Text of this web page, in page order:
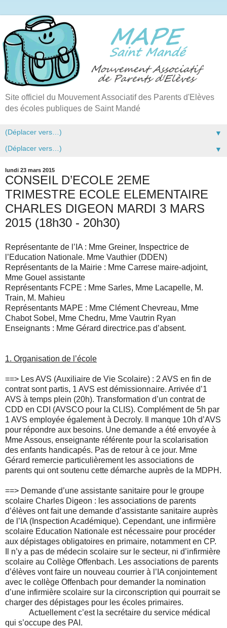
Site officiel du Mouvement Associatif des Parents d'Elèves
des écoles publiques de Saint Mandé
▼
▼
lundi 23 mars 2015
CONSEIL D’ECOLE 2EME
TRIMESTRE ECOLE ELEMENTAIRE
CHARLES DIGEON MARDI 3 MARS
2015 (18h30 - 20h30)
Représentante de l’IA : Mme Greiner, Inspectrice de
l’Education Nationale. Mme Vauthier (DDEN)
Représentants de la Mairie : Mme Carrese maire-adjoint,
Mme Gouel assistante
Représentants FCPE : Mme Sarles, Mme Lacapelle, M.
Train, M. Mahieu
Représentants MAPE : Mme Clément Chevreau, Mme
Chabot Sobel, Mme Chedru, Mme Vautrin Ryan
Enseignants : Mme Gérard directrice.pas d’absent.
1. Organisation de l’école
==> Les AVS (Auxiliaire de Vie Scolaire) : 2 AVS en fin de
contrat sont partis, 1 AVS est démissionnaire. Arrivée d’1
AVS à temps plein (20h). Transformation d’un contrat de
CDD en CDI (AVSCO pour la CLIS). Complément de 5h par
1 AVS employée également à Decroly. Il manque 10h d’AVS
pour répondre aux besoins. Une demande a été envoyée à
Mme Assous, enseignante référente pour la scolarisation
des enfants handicapés. Pas de retour à ce jour. Mme
Gérard remercie particulièrement les associations de
parents qui ont soutenu cette démarche auprès de la MDPH.
==> Demande d’une assistante sanitaire pour le groupe
scolaire Charles Digeon : les associations de parents
d’élèves ont fait une demande d’assistante sanitaire auprès
de l’IA (Inspection Académique). Cependant, une infirmière
scolaire Education Nationale est nécessaire pour procéder
aux dépistages obligatoires en primaire, notamment en CP.
Il n’y a pas de médecin scolaire sur le secteur, ni d’infirmière
scolaire au Collège Offenbach. Les associations de parents
d’élèves vont faire un nouveau courrier à l’IA conjointement
avec le collège Offenbach pour demander la nomination
d’une infirmière scolaire sur la circonscription qui pourrait se
charger des dépistages pour les écoles primaires.
Actuellement c’est la secrétaire du service médical
qui s’occupe des PAI.